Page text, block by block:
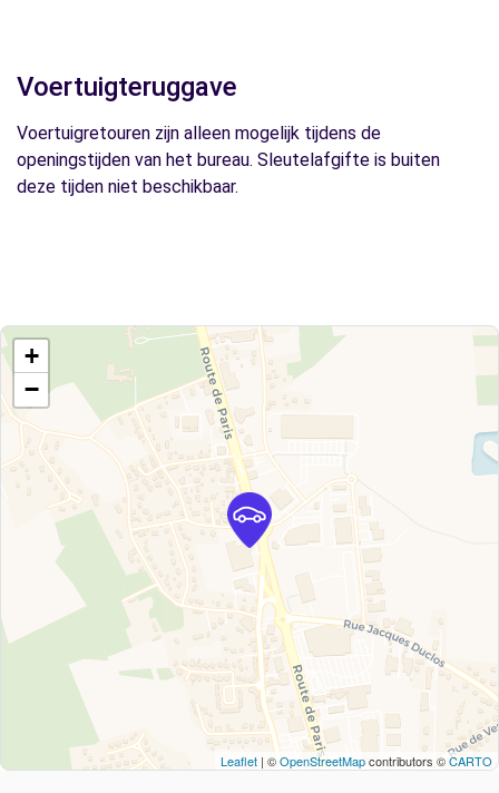
Voertuigteruggave
Voertuigretouren zijn alleen mogelijk tijdens de
openingstijden van het bureau. Sleutelafgifte is buiten
deze tijden niet beschikbaar.
+
−
Leaflet | ©OpenStreetMapcontributors ©CARTO